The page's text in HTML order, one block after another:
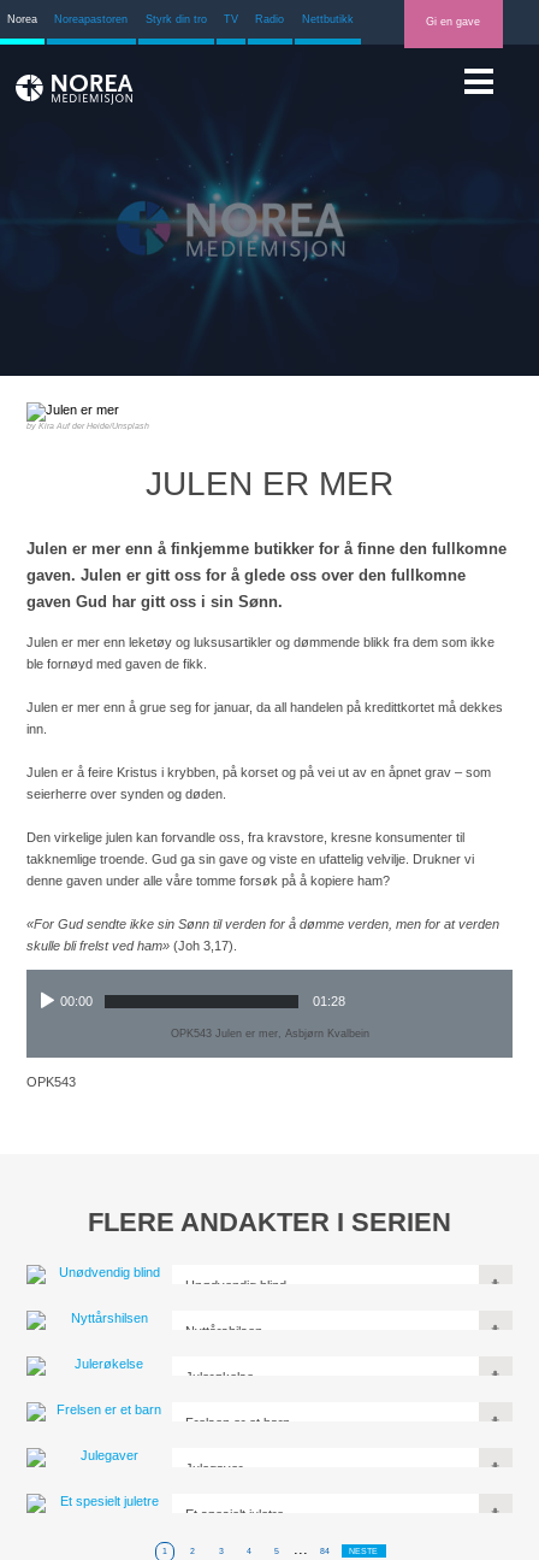
Norea Noreapastoren Styrk din tro TV Radio Nettbutikk Gi en gave
Kira Auf der Heide/Unsplash
JULEN ER MER
Julen er mer enn å finkjemme butikker for å finne den fullkomne
gaven. Julen er gitt oss for å glede oss over den fullkomne
gaven Gud har gitt oss i sin Sønn.
Julen er mer enn leketøy og luksusartikler og dømmende blikk fra dem som ikke
ble fornøyd med gaven de fikk.
Julen er mer enn å grue seg for januar, da all handelen på kredittkortet må dekkes
inn.
Julen er å feire Kristus i krybben, på korset og på vei ut av en åpnet grav – som
seierherre over synden og døden.
Den virkelige julen kan forvandle oss, fra kravstore, kresne konsumenter til
takknemlige troende. Gud ga sin gave og viste en ufattelig velvilje. Drukner vi
denne gaven under alle våre tomme forsøk på å kopiere ham?
«For Gud sendte ikke sin Sønn til verden for å dømme verden, men for at verden
skulle bli frelst ved ham» (Joh 3,17).
00:00 01:28
OPK543 Julen er mer, Asbjørn Kvalbein
OPK543
FLERE ANDAKTER I SERIEN
Unødvendig blind
Nyttårshilsen
Julerøkelse
Frelsen er et barn
Julegaver
Et spesielt juletre
1 2 3 4 5 ... 84 NESTE